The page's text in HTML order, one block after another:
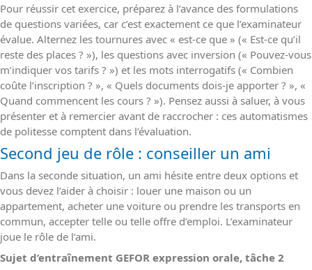
Pour réussir cet exercice, préparez à l’avance des formulations
de questions variées, car c’est exactement ce que l’examinateur
évalue. Alternez les tournures avec « est-ce que » (« Est-ce qu’il
reste des places ? »), les questions avec inversion (« Pouvez-vous
m’indiquer vos tarifs ? ») et les mots interrogatifs (« Combien
coûte l’inscription ? », « Quels documents dois-je apporter ? », «
Quand commencent les cours ? »). Pensez aussi à saluer, à vous
présenter et à remercier avant de raccrocher : ces automatismes
de politesse comptent dans l’évaluation.
Second jeu de rôle : conseiller un ami
Dans la seconde situation, un ami hésite entre deux options et
vous devez l’aider à choisir : louer une maison ou un
appartement, acheter une voiture ou prendre les transports en
commun, accepter telle ou telle offre d’emploi. L’examinateur
joue le rôle de l’ami.
Sujet d’entraînement GEFOR expression orale, tâche 2